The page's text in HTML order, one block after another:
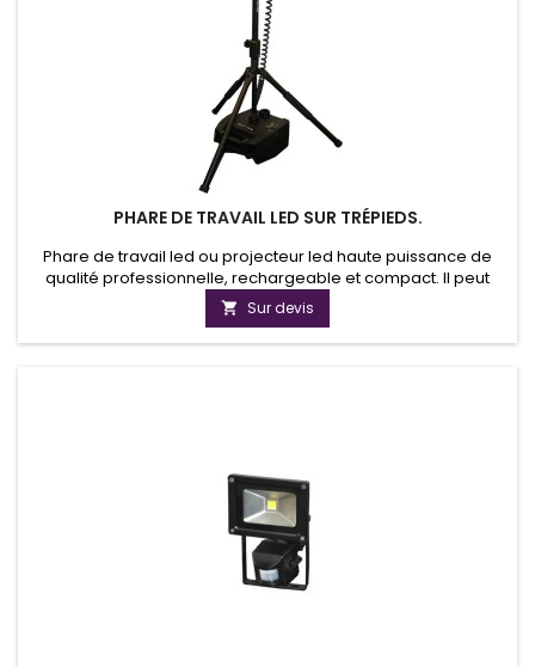
PHARE DE TRAVAIL LED SUR TRÉPIEDS.
Phare de travail led ou projecteur led haute puissance de
qualité professionnelle, rechargeable et compact. Il peut
être installé peut être installé et fonctionner en quelques
secondes et délivre un extraordinaire flux lumineux de 14,000
lumens.Le transport est facilité par la bandoulière et rend
 Sur devis